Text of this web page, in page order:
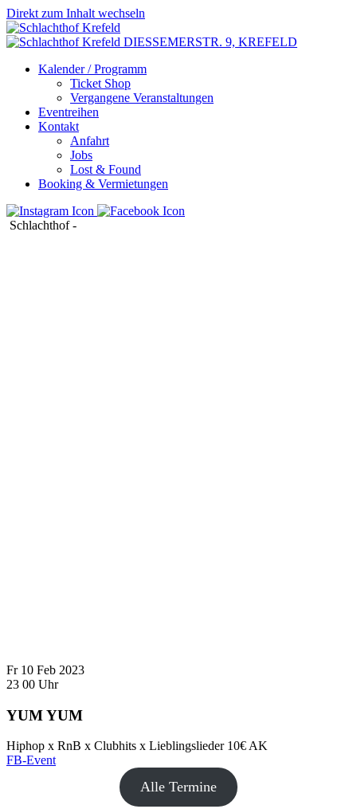
Direkt zum Inhalt wechseln
DIESSEMERSTR. 9, KREFELD
Kalender / Programm
Ticket Shop
Vergangene Veranstaltungen
Eventreihen
Kontakt
Anfahrt
Jobs
Lost & Found
Booking & Vermietungen
Schlachthof-
Fr 10 Feb 2023
23 00 Uhr
YUM YUM
Hiphop x RnB x Clubhits x Lieblingslieder 10€ AK
FB-Event
Alle Termine